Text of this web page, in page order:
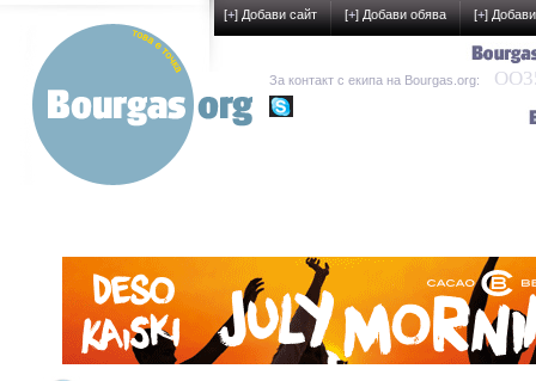
[+] Добави сайт [+] Добави обява [+]
За контакт с екипа на Bourgas.org: